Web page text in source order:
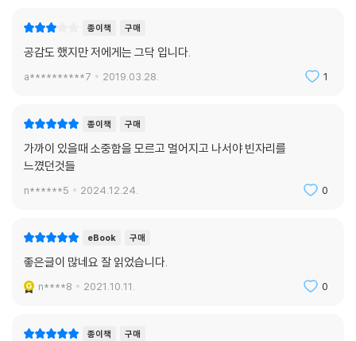
종이책 구매
공감도 했지만 저에게는 그닥 입니다.
a**********7 2019.03.28. 1
종이책 구매
가까이 있을때 소중함을 모르고 멀어지고 나서야 빈자리를
느꼈던것들
n******5 2024.12.24. 0
eBook 구매
좋은글이 많네요 잘 읽었습니다.
n****8 2021.10.11. 0
종이책 구매